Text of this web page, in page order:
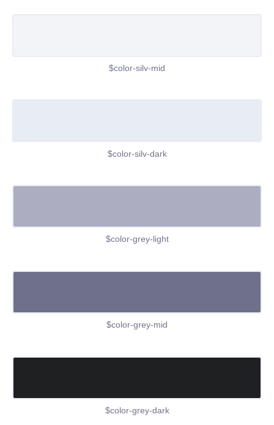
$color-silv-mid
$color-silv-dark
$color-grey-light
$color-grey-mid
$color-grey-dark